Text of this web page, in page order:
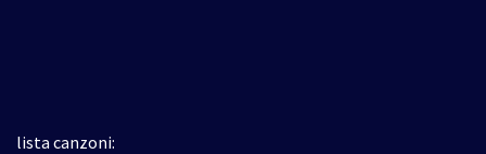
lista canzoni: